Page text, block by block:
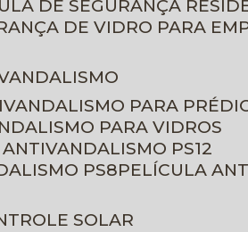
DE SEGURANÇA
DE VIDRO PARA
PARA
PARA VIDROS
ANTIVANDALISMO PS12
PS8
PELÍCULA
SOLAR